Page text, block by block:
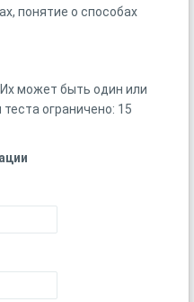
понятие о способах
может быть один или
ограничено: 15